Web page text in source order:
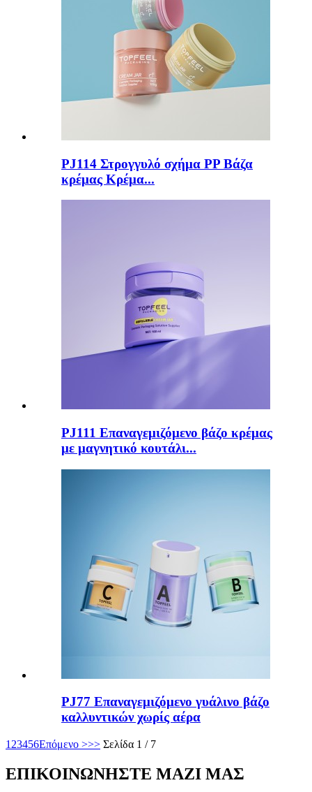
PJ114 Στρογγυλό σχήμα PP Βάζα
κρέμας Κρέμα...
PJ111 Επαναγεμιζόμενο βάζο κρέμας
με μαγνητικό κουτάλι...
PJ77 Επαναγεμιζόμενο γυάλινο βάζο
καλλυντικών χωρίς αέρα
1 23456Επόμενο >>> Σελίδα 1 / 7
ΕΠΙΚΟΙΝΩΝΗΣΤΕ ΜΑΖΙ ΜΑΣ